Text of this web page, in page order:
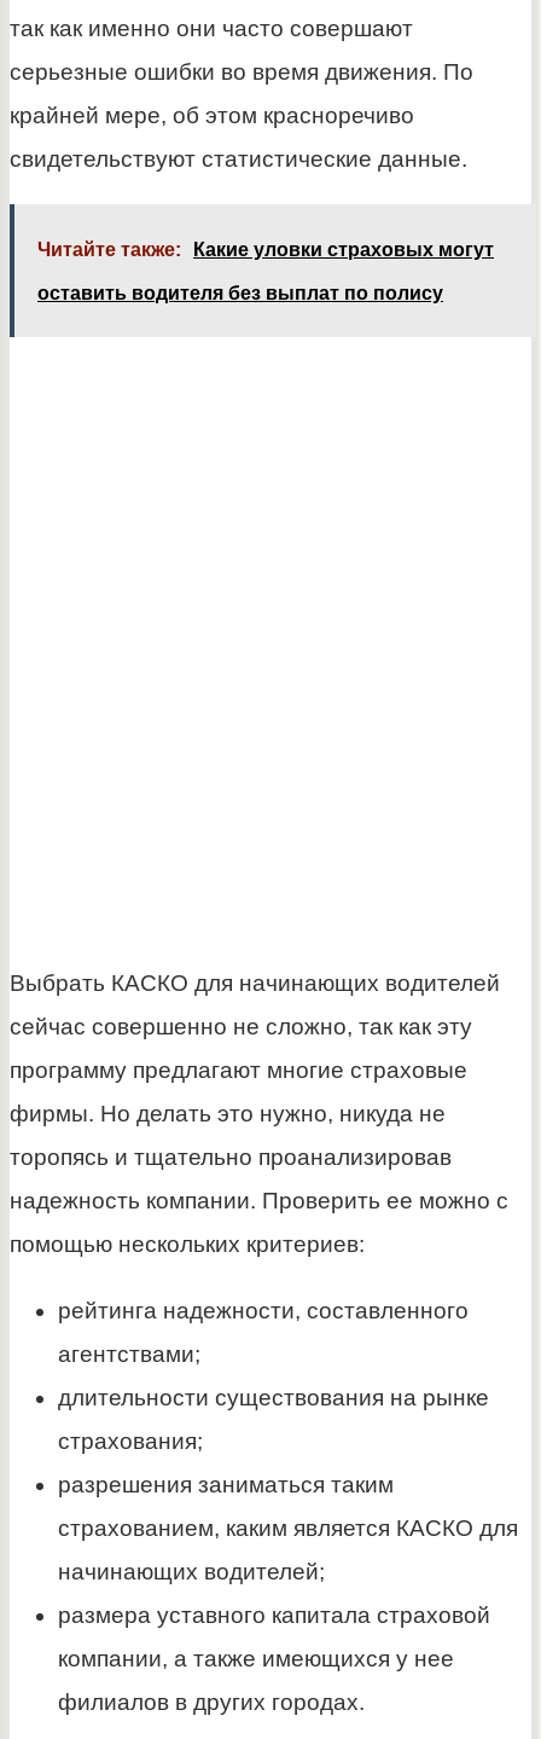
так как именно они часто совершают
серьезные ошибки во время движения. По
крайней мере, об этом красноречиво
свидетельствуют статистические данные.
Читайте также: Какие уловки страховых могут
оставить водителя без выплат по полису
Выбрать КАСКО для начинающих водителей
сейчас совершенно не сложно, так как эту
программу предлагают многие страховые
фирмы. Но делать это нужно, никуда не
торопясь и тщательно проанализировав
надежность компании. Проверить ее можно с
помощью нескольких критериев:
рейтинга надежности, составленного
агентствами;
длительности существования на рынке
страхования;
разрешения заниматься таким
страхованием, каким является КАСКО для
начинающих водителей;
размера уставного капитала страховой
компании, а также имеющихся у нее
филиалов в других городах.